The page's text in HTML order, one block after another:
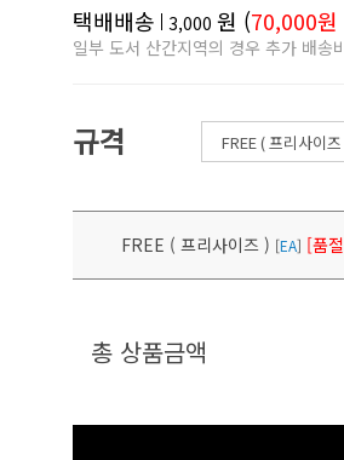
택배배송 3,000 원 (70,000원
일부 도서 산간지역의 경우 추가 배송
규격
FREE ( 프리사이즈 ) [EA] [품
총 상품금액